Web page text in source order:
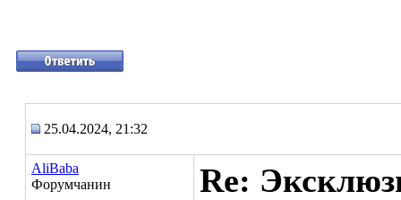
25.04.2024, 21:32
AliBaba
Форумчанин
Re: